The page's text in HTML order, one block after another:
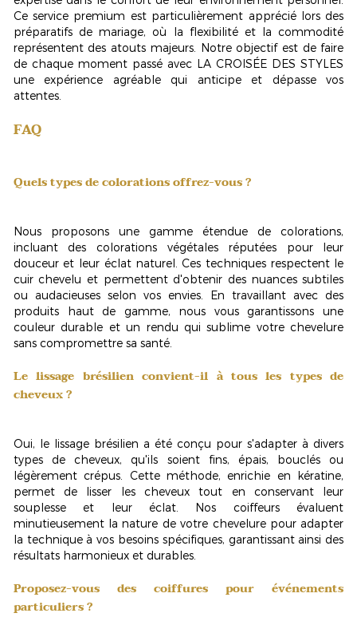
Ce service premium est particulièrement apprécié lors des
préparatifs de mariage, où la flexibilité et la commodité
représentent des atouts majeurs. Notre objectif est de faire
de chaque moment passé avec LA CROISÉE DES STYLES
une expérience agréable qui anticipe et dépasse vos
attentes.
FAQ
Quels types de colorations offrez-vous ?
Nous proposons une gamme étendue de colorations,
incluant descolorations végétales réputées pour leur
douceur et leur éclat naturel. Ces techniques respectent le
cuir chevelu et permettent d'obtenir des nuances subtiles
ou audacieuses selon vos envies. En travaillant avec des
produits haut de gamme, nous vous garantissons une
couleur durable et un rendu qui sublime votre chevelure
sans compromettre sa santé.
Le lissage brésilien convient-il à tous les types de
cheveux ?
Oui, le lissage brésilien a été conçu pour s'adapter à divers
types de cheveux, qu'ils soient fins, épais, bouclés ou
légèrement crépus. Cette méthode, enrichie en kératine,
permet de lisser les cheveux tout en conservant leur
souplesse et leur éclat. Nos coiffeurs évaluent
minutieusement la nature de votre chevelure pour adapter
la technique à vos besoins spécifiques, garantissant ainsi des
résultats harmonieux et durables.
Proposez-vous des coiffures pour événements
particuliers ?